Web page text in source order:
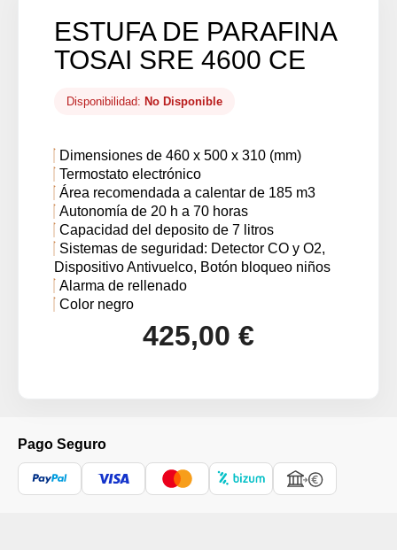
Pago Seguro
ESTUFA DE PARAFINA
TOSAI SRE 4600 CE
Disponibilidad: No Disponible
Dimensiones de 460 x 500 x 310 (mm)
Termostato electrónico
Área recomendada a calentar de 185 m3
Autonomía de 20 h a 70 horas
Capacidad del deposito de 7 litros
Sistemas de seguridad: Detector CO y O2,
Dispositivo Antivuelco, Botón bloqueo niños
Alarma de rellenado
Color negro
425,00 €